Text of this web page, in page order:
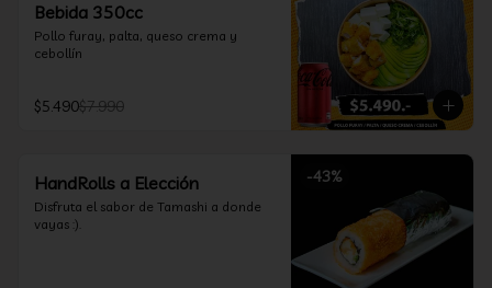
Bebida 350cc
Pollo furay, palta, queso crema y
cebollín
$5.490$7.990
-43%
HandRolls a Elección
Disfruta el sabor de Tamashi a donde
vayas :).